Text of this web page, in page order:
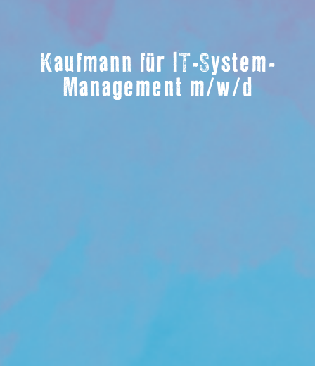
Kaufmann für IT-System-
Management m/w/d